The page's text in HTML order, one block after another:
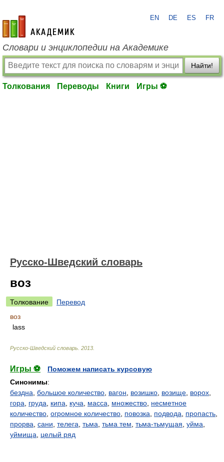
academic.ru
EN DE ES FR
Словари и энциклопедии на Академике
Найти!
Толкования Переводы Книги Игры ⚽
Русско-Шведский словарь
воз
Толкование
Перевод
воз
lass
Русско-Шведский словарь 2013
Игры ⚽
Поможем написать курсовую
Синонимы:
бездна большое количество вагон возишко возище ворох
гора
груда кипа куча масса множество несметное
количество огромное количество повозка подвода пропасть
прорва сани телега тьма тьма тем тьма-тьмущая уйма
уймища
целый ряд